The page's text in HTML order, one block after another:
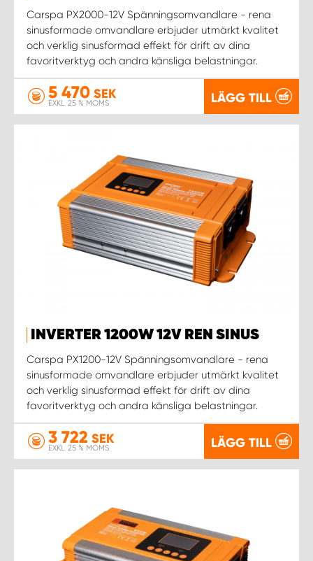
Carspa PX2000-12V Spänningsomvandlare - rena
sinusformade omvandlare erbjuder utmärkt kvalitet
och verklig sinusformad effekt för drift av dina
favoritverktyg och andra känsliga belastningar.
5 470 SEK
EXKL. 25 % MOMS LÄGG TILL
INVERTER 1200W 12V REN SINUS
Carspa PX1200-12V Spänningsomvandlare - rena
sinusformade omvandlare erbjuder utmärkt kvalitet
och verklig sinusformad effekt för drift av dina
favoritverktyg och andra känsliga belastningar.
3 722 SEK
EXKL. 25 % MOMS LÄGG TILL
WORK SYSTEM SKÖVDE
WORK SYSTEM SUNDSVALL
WORK SYSTEM TRESTAD
WORK SYSTEM VARBERG
WORK SYSTEM VÄRNAMO
WORK SYSTEM ÖSTERSUND